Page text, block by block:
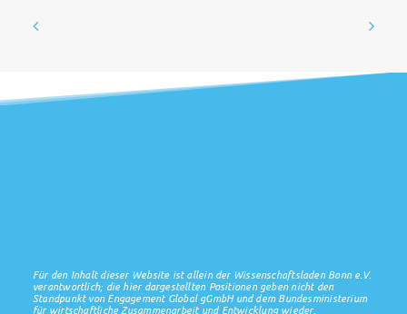
Für den Inhalt dieser Website ist allein der Wissenschaftsladen Bonn e.V.
verantwortlich; die hier dargestellten Positionen geben nicht den
Standpunkt von Engagement Global gGmbH und dem Bundesministerium
für wirtschaftliche Zusammenarbeit und Entwicklung wieder.